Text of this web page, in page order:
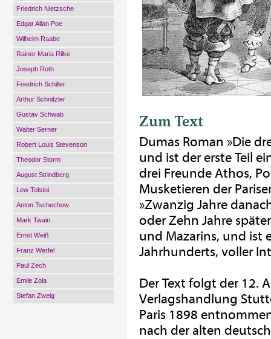
Friedrich Nietzsche
Edgar Allan Poe
Wilhelm Raabe
Rainer Maria Rilke
Joseph Roth
Friedrich Schiller
Arthur Schnitzler
Gustav Schwab
Walter Serner
Robert Louis Stevenson
Theodor Storm
August Strindberg
Lew Tolstoi
Anton Tschechow
Mark Twain
Ernst Weiß
Franz Werfel
Paul Zech
Emile Zola
Stefan Zweig
Zum Text
Dumas Roman »Die
und ist der erste Teil
drei Freunde Athos,
Musketieren der
»Zwanzig Jahre
oder Zehn Jahre
und Mazarins, und ist
Jahrhunderts, voller
Der Text folgt der 12.
Verlagshandlung
Paris 1898
nach der alten